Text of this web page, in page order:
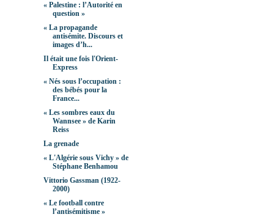
« Palestine : l’Autorité en
question »
« La propagande
antisémite. Discours et
images d’h...
Il était une fois l'Orient-
Express
« Nés sous l’occupation :
des bébés pour la
France...
« Les sombres eaux du
Wannsee » de Karin
Reiss
La grenade
« L'Algérie sous Vichy » de
Stéphane Benhamou
Vittorio Gassman (1922-
2000)
« Le football contre
l’antisémitisme »